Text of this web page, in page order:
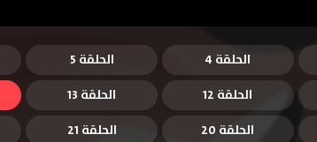
الحلقة 4 الحلقة 5
الحلقة 12 الحلقة 13
الحلقة 20 الحلقة 21